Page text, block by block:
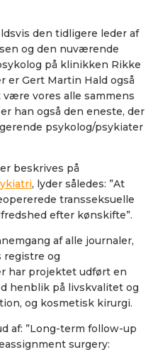
den tidligere leder af
og den nuværende
på klinikken Rikke
er Gert Martin Hald også
vores alle sammens
han også den eneste, der
psykolog/psykiater
beskrives på
, lyder således: ”At
transseksuelle
efter kønskifte”.
af alle journaler,
registre og
har projektet udført en
henblik på livskvalitet og
og kosmetisk kirurgi.
af: ”Long-term follow-up
surgery: